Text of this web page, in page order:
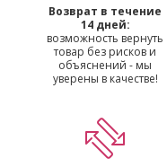
Возврат в течение
14 дней:
возможность вернуть
товар без рисков и
объяснений - мы
уверены в качестве!